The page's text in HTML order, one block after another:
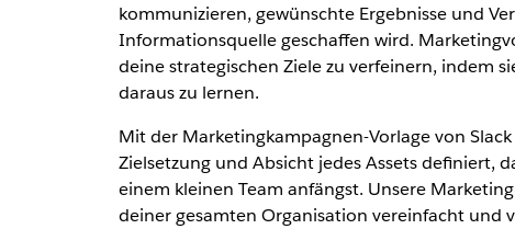
kommunizieren, gewünschte Ergebnisse und
Informationsquelle geschaffen wird.
deine strategischen Ziele zu verfeinern, indem
daraus zu lernen.
Mit der Marketingkampagnen-Vorlage von
Zielsetzung und Absicht jedes Assets definiert,
einem kleinen Team anfängst. Unsere
deiner gesamten Organisation vereinfacht und